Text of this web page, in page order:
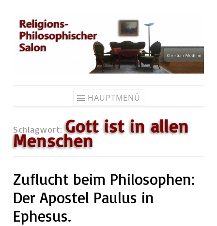
Zum
Inhalt
springen
HAUPTMENÜ
Schlagwort:Gott ist in allen
Menschen
Zuflucht beim Philosophen:
Der Apostel Paulus in
Ephesus.